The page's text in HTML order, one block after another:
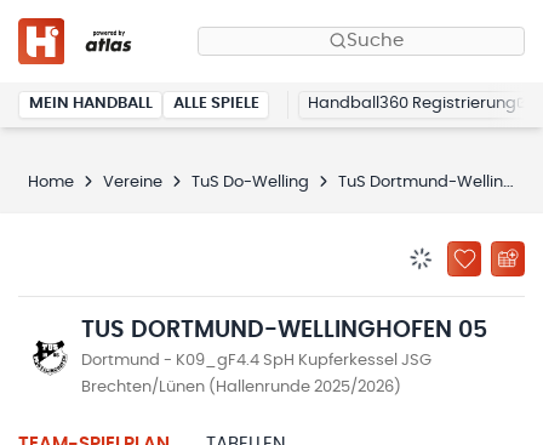
Suche
MEIN HANDBALL ALLE SPIELE Handball360 Registrierung
Home Vereine TuS Do-Welling TuS Dortmund-Wellinghofen 05
ZU
TUS DORTMUND-WELLINGHOFEN 05
Dortmund - K09_gF4.4 SpH Kupferkessel JSG
Brechten/Lünen (Hallenrunde 2025/2026)